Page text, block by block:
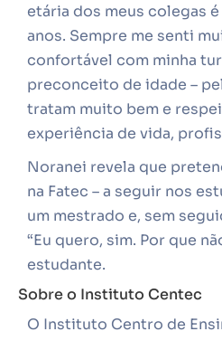
etária dos meus colegas
anos. Sempre me senti
confortável com minha
preconceito de idade –
tratam muito bem e
experiência de vida,
Noranei revela que
na Fatec – a seguir nos
um mestrado e, sem
“Eu quero, sim. Por que
estudante.
Sobre o Instituto Centec
O Instituto Centro de